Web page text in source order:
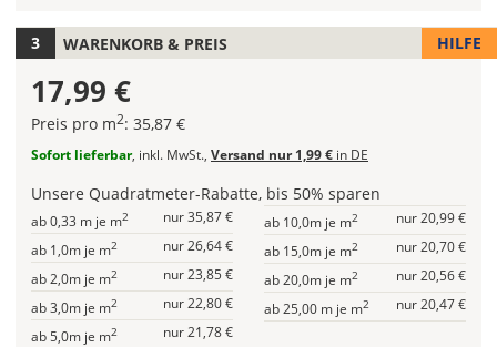
die
Folienfarbe
Wähle
hier
die
aus.
Lege
hier
die
Länge
Deiner
WARENKORB & PREIS HILFE
17,99 €
Preis pro m2: 35,87 €
Sofort lieferbar, inkl. MwSt., Versand nur 1,99 € in DE
Unsere Quadratmeter-Rabatte, bis 50% sparen
ab 0,33 m je m2
nur 35,87 €
ab 1,0m je m2
nur 26,64 €
ab 2,0m je m2
nur 23,85 €
ab 3,0m je m2
nur 22,80 €
ab 5,0m je m2 nur 21,78 €
ab 10,0m je m2
nur 20,99 €
ab 15,0m je m2
nur 20,70 €
ab 20,0m je m2
nur 20,56 €
ab 25,00 m je m2 nur 20,47 €